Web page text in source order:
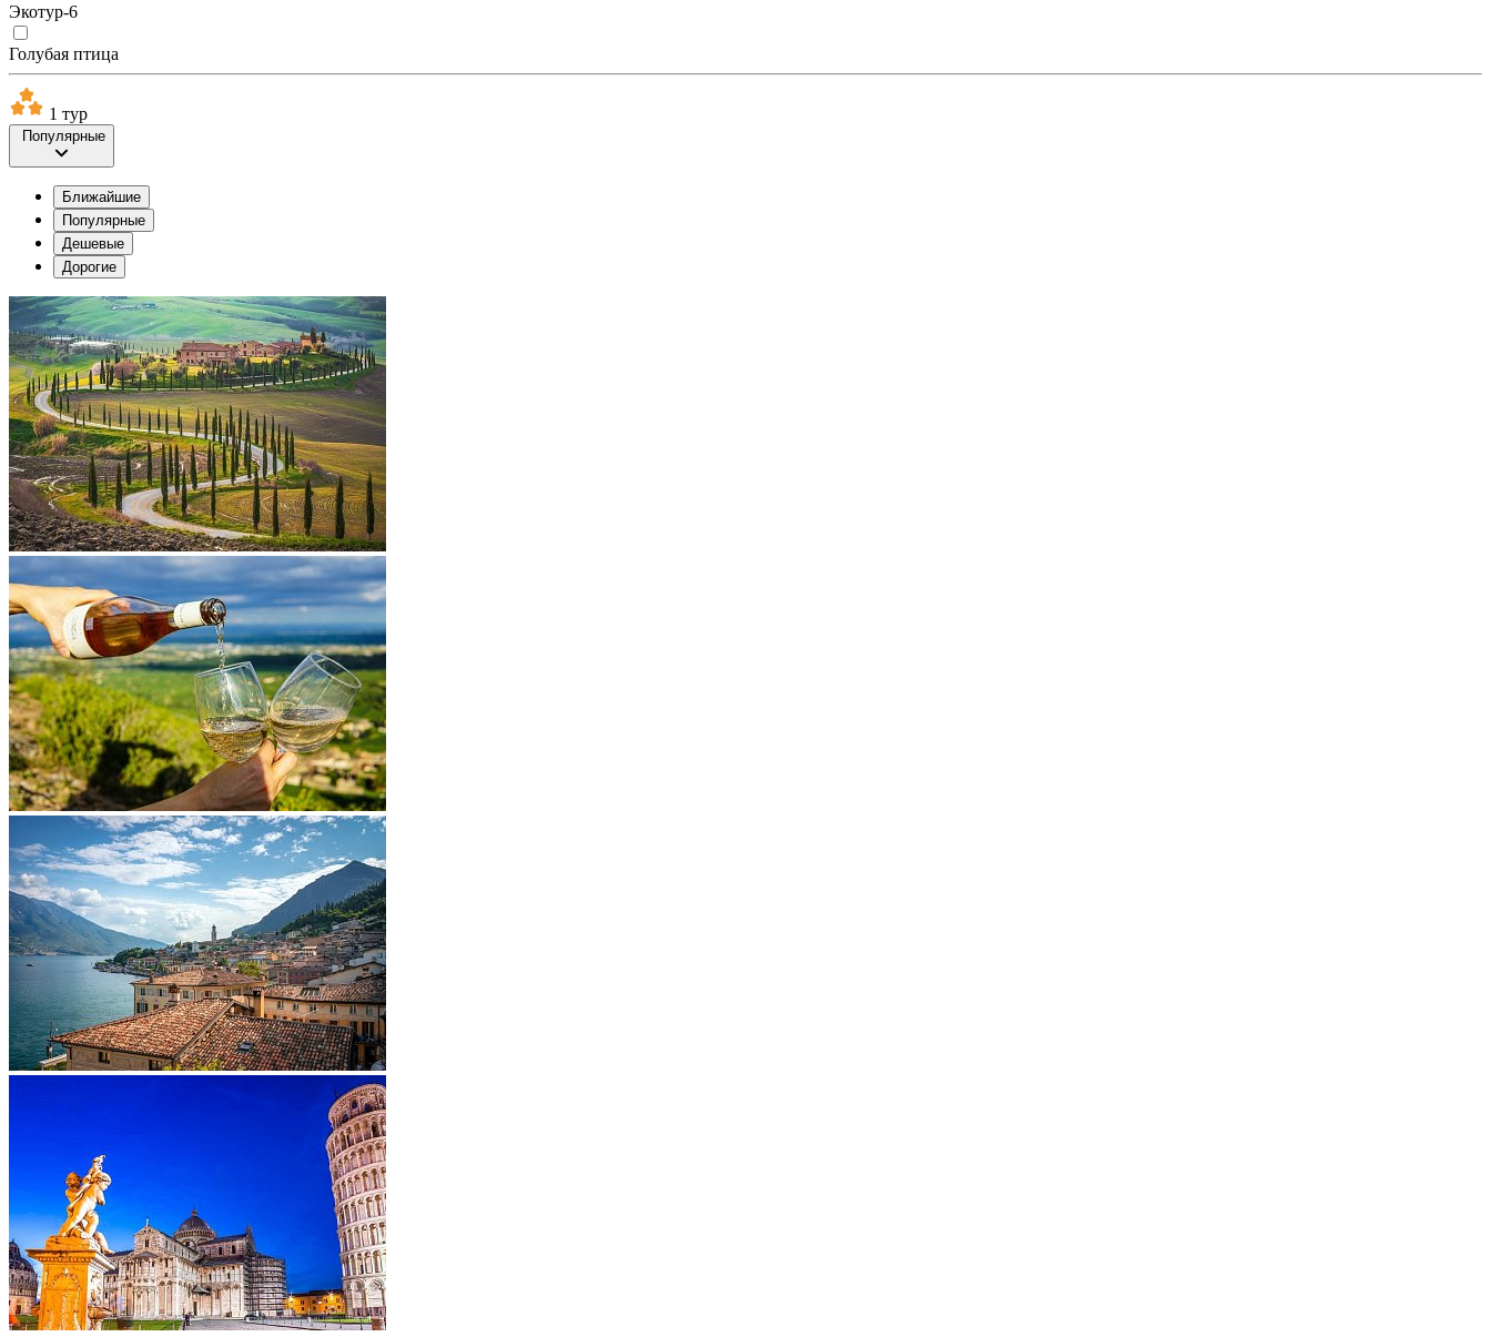
Экотур-6
Голубая птица
1 тур
Популярные
Ближайшие
Популярные
Дешевые
Дорогие